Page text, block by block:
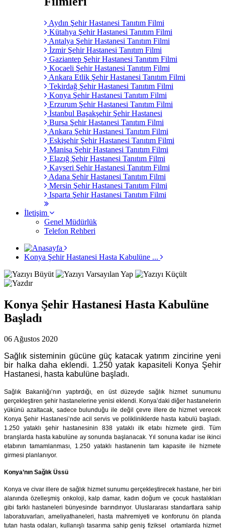
Aydın Şehir Hastanesi Tanıtım Filmi
Kütahya Şehir Hastanesi Tanıtım Filmi
Antalya Şehir Hastanesi Tanıtım Filmi
İzmir Şehir Hastanesi Tanıtım Filmi
Gaziantep Şehir Hastanesi Tanıtım Filmi
Kocaeli Şehir Hastanesi Tanıtım Filmi
Ankara Etlik Şehir Hastanesi Tanıtım Filmi
Tekirdağ Şehir Hastanesi Tanıtım Filmi
Konya Şehir Hastanesi Tanıtım Filmi
Erzurum Şehir Hastanesi Tanıtım Filmi
İstanbul Başakşehir Şehir Hastanesi
Bursa Şehir Hastanesi Tanıtım Filmi
Ankara Şehir Hastanesi Tanıtım Filmi
Eskişehir Şehir Hastanesi Tanıtım Filmi
Manisa Şehir Hastanesi Tanıtım Filmi
Elazığ Şehir Hastanesi Tanıtım Filmi
Kayseri Şehir Hastanesi Tanıtım Filmi
Adana Şehir Hastanesi Tanıtım Filmi
Mersin Şehir Hastanesi Tanıtım Filmi
Isparta Şehir Hastanesi Tanıtım Filmi
İletişim
Genel Müdürlük
Telefon Rehberi
Konya Şehir Hastanesi Hasta Kabulüne ...
Konya Şehir Hastanesi Hasta Kabulüne
Başladı
06 Ağustos 2020
Sağlık sisteminin gücüne güç katacak yatırım zincirine yeni
bir halka daha eklendi. 1.250 yatak kapasiteli Konya Şehir
Hastanesi, hasta kabulüne başladı.
Sağlık Bakanlığı’nın yaptırdığı, en üst düzeyde sağlık hizmet sunumunu
gerçekleştiren şehir hastanelerine yenisi eklendi. Konya’daki diğer hastanelerin
yükünü azaltacak, sadece bulunduğu ile değil çevre illere de hizmet verecek
Konya Şehir Hastanesi’nde acil servis ve polikliniklerde hasta kabulü başladı.
1.250 yataklı şehir hastanesinin 838 yataklı ilk etabı hizmete girdi. Tüm
branşlarda hasta kabulüne ay sonunda başlanacak. Yıl sonuna kadar ise ikinci
etabının tamamlanması, 1.250 yataklı hastanenin tam kapasite ile hizmete
girmesi planlanıyor.
Konya’nın Sağlık Üssü
Konya ve civar illere de sağlık hizmet sunumu gerçekleştirecek hastane, her biri
alanında özelleşmiş onkoloji, kalp damar, kadın doğum ve çocuk hastalıkları
gibi farklı hastaneleri bünyesinde barındırıyor. Uluslararası standartlara sahip
laboratuvarları, ameliyathaneleri, hasta mahremiyeti ve konforunu ön planda
tutan hasta odaları, kullanışlı tasarıma sahip geniş fiziksel ortamlarda hizmet